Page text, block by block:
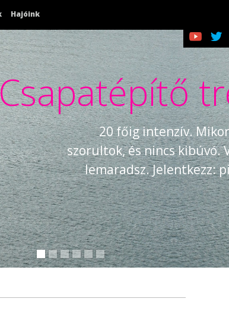
Hajóink
20 főig intenzív.
szorultok, és nincs kibúvó.
lemaradsz. Jelentkezz: